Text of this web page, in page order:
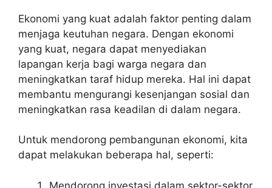
Ekonomi yang kuat adalah faktor penting dalam
menjaga keutuhan negara. Dengan ekonomi
yang kuat, negara dapat menyediakan
lapangan kerja bagi warga negara dan
meningkatkan taraf hidup mereka. Hal ini dapat
membantu mengurangi kesenjangan sosial dan
meningkatkan rasa keadilan di dalam negara.
Untuk mendorong pembangunan ekonomi, kita
dapat melakukan beberapa hal, seperti:
Mendorong investasi dalam sektor-sektor